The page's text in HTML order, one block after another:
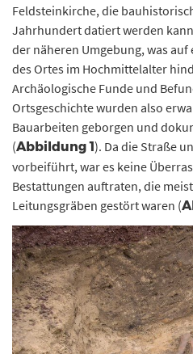
Feldsteinkirche, die
Jahrhundert datiert werden
der näheren Umgebung, was
des Ortes im Hochmittelalter
Archäologische Funde und
Ortsgeschichte wurden also
Bauarbeiten geborgen und
(Abbildung 1). Da die Straße
vorbeiführt, war es keine
Bestattungen auftraten, die
Leitungsgräben gestört waren (